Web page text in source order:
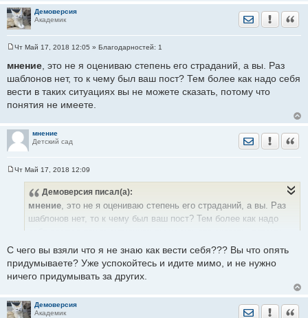
Демоверсия
Академик
Отправить
о
б
е
н
Чт Май 17, 2018 12:05 » Благодарностей: 1
мнение, это не я оцениваю степень его страданий, а вы. Раз
шаблонов нет, то к чему был ваш пост? Тем более как надо себя
вести в таких ситуациях вы не можете сказать, потому что
понятия не имеете.
мнение
Детский сад
Отправить
Чт Май 17, 2018 12:09
Демоверсия писал(а):
мнение, это не я оцениваю степень его страданий, а вы. Раз
шаблонов нет, то к чему был ваш пост? Тем более как надо
С чего вы взяли что я не знаю как вести себя??? Вы что опять
придумываете? Уже успокойтесь и идите мимо, и не нужно
ничего придумывать за других.
Демоверсия
Академик
Отправить